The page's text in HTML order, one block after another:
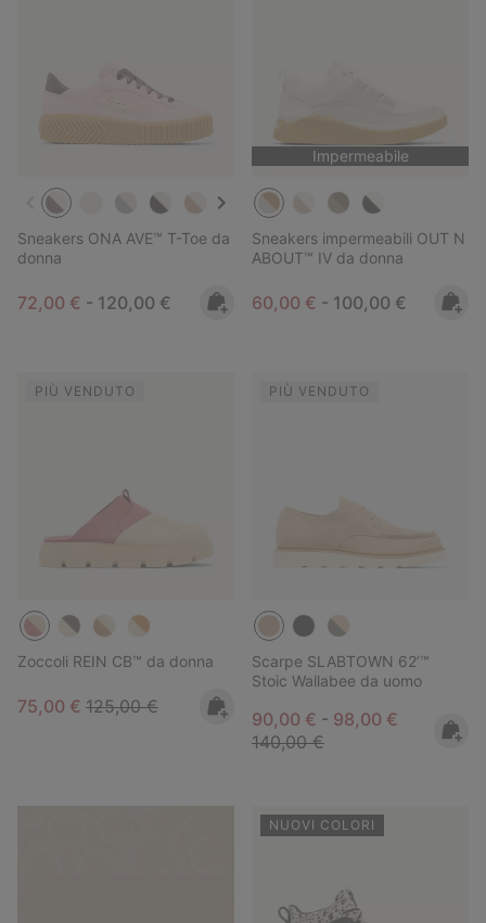
Sneakers ONA AVE™ T-Toe da
donna
Minimum sale price:
72,00 € - Maximum price:
120,00 €
Impermeabile
Sneakers impermeabili OUT N
ABOUT™ IV da donna
Minimum sale price:
60,00 € - Maximum price:
100,00 €
PIÙ VENDUTO
Zoccoli REIN CB™ da donna
Sale price:
75,00 € Regular price:
125,00 €
PIÙ VENDUTO
Scarpe SLABTOWN 62’™
Stoic Wallabee da uomo
Minimum sale price:
90,00 € - Maximum sale
98,00 € Regular
140,00 €
NUOVI COLORI